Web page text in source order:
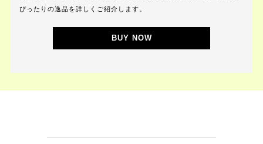
ぴったりの逸品を詳しくご紹介します。
BUY NOW